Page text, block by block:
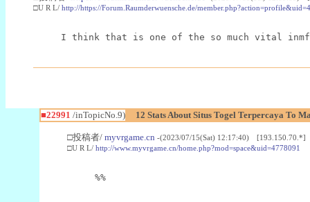
□U R L/ http://https://Forum.Raumderwuensche.de/
I think that is one of the so much vital
■22991 /inTopicNo.9) 12 Stats About Situs Togel Terpercaya To
□投稿者/ myvrgame.cn -(2023/07/15(Sat) 12:17:40) [193.150.70.*]
□U R L/ http://www.myvrgame.cn/home.php?mod=space&uid=4778091
%%